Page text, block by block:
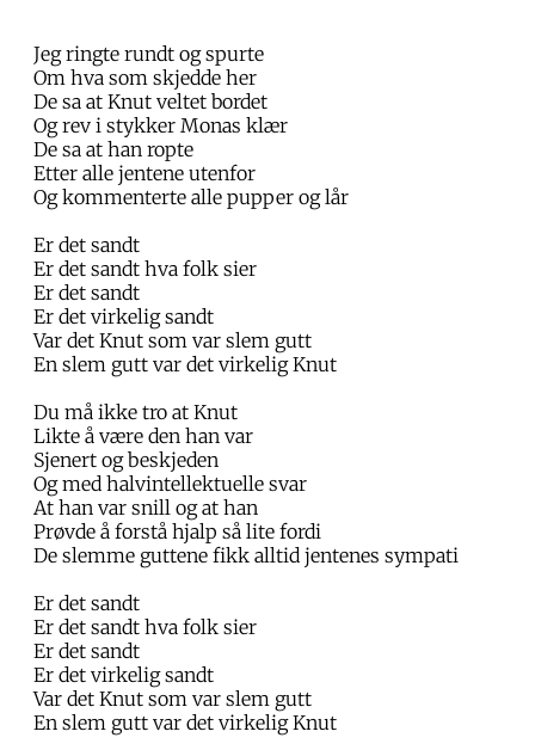
Jeg ringte rundt og spurte
Om hva som skjedde her
De sa at Knut veltet bordet
Og rev i stykker Monas klær
De sa at han ropte
Etter alle jentene utenfor
Og kommenterte alle pupper og lår
Er det sandt
Er det sandt hva folk sier
Er det sandt
Er det virkelig sandt
Var det Knut som var slem gutt
En slem gutt var det virkelig Knut
Du må ikke tro at Knut
Likte å være den han var
Sjenert og beskjeden
Og med halvintellektuelle svar
At han var snill og at han
Prøvde å forstå hjalp så lite fordi
De slemme guttene fikk alltid jentenes sympati
Er det sandt
Er det sandt hva folk sier
Er det sandt
Er det virkelig sandt
Var det Knut som var slem gutt
En slem gutt var det virkelig Knut